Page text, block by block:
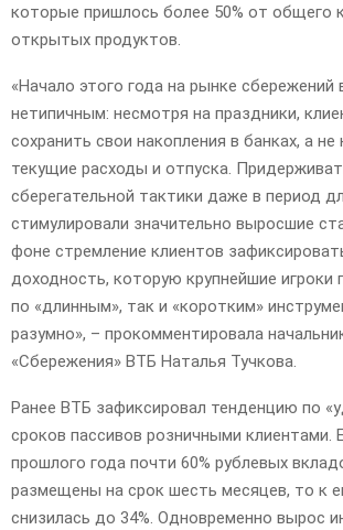
которые пришлось более 50% от общего
открытых продуктов.
«Начало этого года на рынке сбережений
нетипичным: несмотря на праздники,
сохранить свои накопления в банках, а не
текущие расходы и отпуска.
сберегательной тактики даже в период
стимулировали значительно выросшие
фоне стремление клиентов
доходность, которую крупнейшие игроки
по «длинным», так и «коротким»
разумно», – прокомментировала
«Сбережения» ВТБ Наталья Тучкова.
Ранее ВТБ зафиксировал тенденцию по
сроков пассивов розничными клиентами.
прошлого года почти 60% рублевых
размещены на срок шесть месяцев, то к
снизилась до 34%. Одновременно вырос